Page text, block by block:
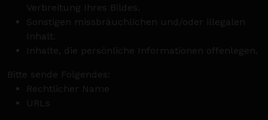
Verbreitung Ihres Bildes.
Sonstigen missbräuchlichen und/oder illegalen
Inhalt.
Inhalte, die persönliche Informationen offenlegen.
Bitte sende Folgendes:
Rechtlicher Name
URLs